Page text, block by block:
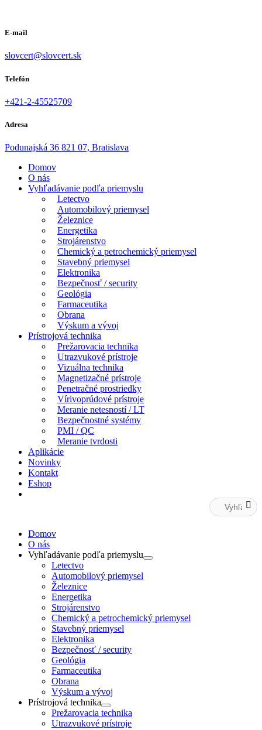
E-mail
slovcert@slovcert.sk
Telefón
+421-2-45525709
Adresa
Podunajská 36 821 07, Bratislava
Domov
O nás
Vyhľadávanie podľa priemyslu
Letectvo
Automobilový priemysel
Železnice
Energetika
Strojárenstvo
Chemický a petrochemický priemysel
Stavebný priemysel
Elektronika
Bezpečnosť / security
Geológia
Farmaceutika
Obrana
Výskum a vývoj
Prístrojová technika
Prežarovacia technika
Utrazvukové prístroje
Vizuálna technika
Magnetizačné prístroje
Penetračné prostriedky
Vírivoprúdové prístroje
Meranie netesností / LT
Bezpečnostné systémy
PMI / QC
Meranie tvrdosti
Aplikácie
Novinky
Kontakt
Eshop
Domov
O nás
Vyhľadávanie podľa priemyslu
Letectvo
Automobilový priemysel
Železnice
Energetika
Strojárenstvo
Chemický a petrochemický priemysel
Stavebný priemysel
Elektronika
Bezpečnosť / security
Geológia
Farmaceutika
Obrana
Výskum a vývoj
Prístrojová technika
Prežarovacia technika
Utrazvukové prístroje